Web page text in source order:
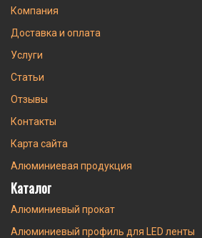
Компания
Доставка и оплата
Услуги
Статьи
Отзывы
Контакты
Карта сайта
Алюминиевая продукция
Каталог
Алюминиевый прокат
Алюминиевый профиль для LED ленты